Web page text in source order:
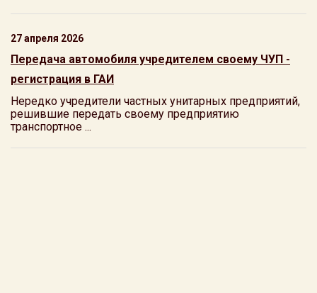
27 апреля 2026
Передача автомобиля учредителем своему ЧУП -
регистрация в ГАИ
Нередко учредители частных унитарных предприятий,
решившие передать своему предприятию
транспортное ...